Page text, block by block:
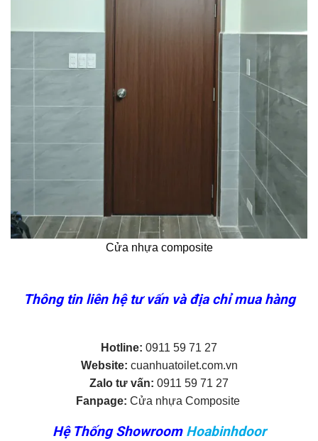
Cửa nhựa composite
Thông tin liên hệ tư vấn và địa chỉ mua hàng
Hotline: 0911 59 71 27
Website: cuanhuatoilet.com.vn
Zalo tư vấn: 0911 59 71 27
Fanpage: Cửa nhựa Composite
Hệ Thống Showroom Hoabinhdoor